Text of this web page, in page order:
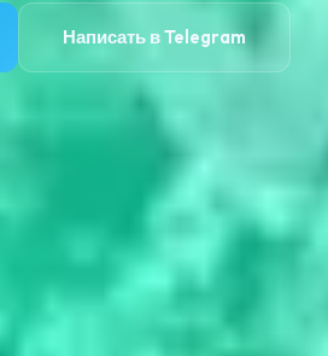
Написать в Telegram